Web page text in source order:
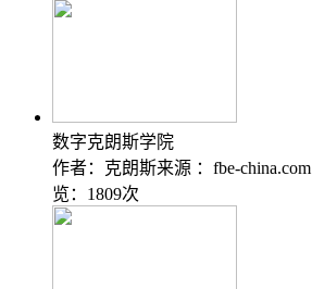
数字克朗斯学院
作者：克朗斯来源 ：fbe-china.com
览：1809次